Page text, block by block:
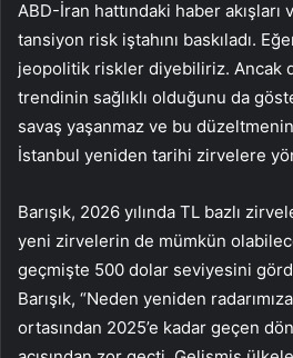
ABD-İran hattındaki haber akışları
tansiyon risk iştahını baskıladı.
jeopolitik riskler diyebiliriz. Ancak
trendinin sağlıklı olduğunu da
savaş yaşanmaz ve bu
İstanbul yeniden tarihi zirvelere
Barışık, 2026 yılında TL bazlı
yeni zirvelerin de mümkün
geçmişte 500 dolar seviyesini
Barışık, “Neden yeniden
ortasından 2025’e kadar geçen